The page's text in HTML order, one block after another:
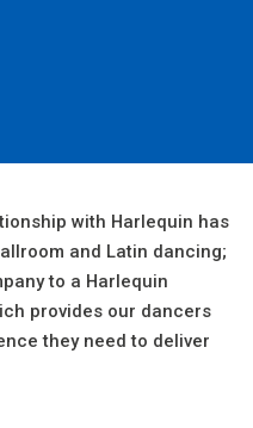
with Harlequin has
and Latin dancing;
to a Harlequin
provides our dancers
they need to deliver